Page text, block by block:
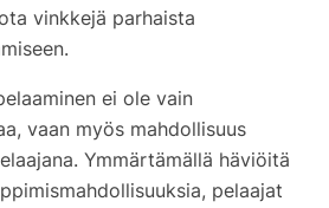
vinkkejä parhaista
ei ole vain
vaan myös mahdollisuus
Ymmärtämällä häviöitä
pelaajat